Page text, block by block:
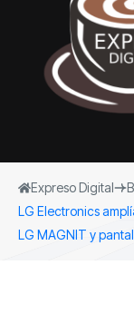
Expreso Digital
LG Electronics
LG MAGNIT y